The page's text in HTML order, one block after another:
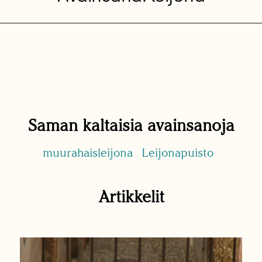
Saman kaltaisia avainsanoja
muurahaisleijona Leijonapuisto
Artikkelit